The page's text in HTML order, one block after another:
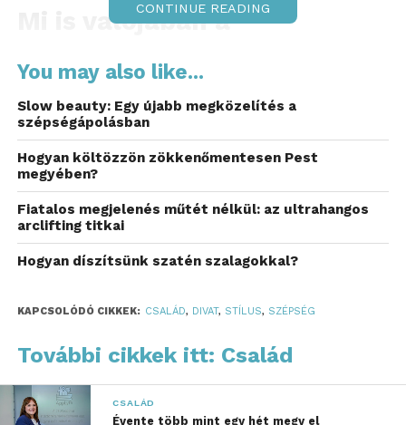
Mi is valójában a
A hyaluronsav egy természetes szénhidrátmolekula,
amely a kollagén és az elasztin mellett fontos
szerepet játszik a bőr hidratáltságának
megőrzésében. Ez az anyag akár az ezerszeresére is
képes megkötni a víztartalmát, ezáltal a bőrt
fiatalossá és üdévé varázsolja.
Azonban ahogy öregszünk, a testünkben található
mennyisége csökken. Az eredmény? Szárazabb,
megjelenése.
Szerencsére ma már lehetőség van arra, hogy
révén. Számos márka kínál olyan termékpalettát,
amely segíti az öregedésjeleinek kezelését.
CONTINUE READING
You may also like...
Slow beauty: Egy újabb megközelítés a
szépségápolásban
Hogyan költözzön zökkenőmentesen Pest
megyében?
Fiatalos megjelenés műtét nélkül: az ultrahangos
arclifting titkai
Hogyan díszítsünk szatén szalagokkal?
KAPCSOLÓDÓ CIKKEK: CSALÁD, DIVAT, STÍLUS, SZÉPSÉG
További cikkek itt: Család
CSALÁD
Évente több mint egy hét megy el